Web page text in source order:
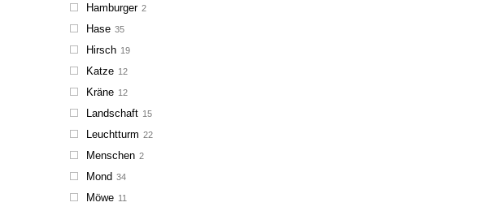
Hamburger 2
Hase 35
Hirsch 19
Katze 12
Kräne 12
Landschaft 15
Leuchtturm 22
Menschen 2
Mond 34
Möwe 11